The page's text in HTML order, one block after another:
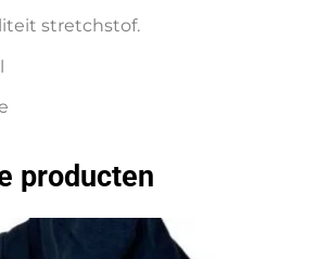
stretchstof.
producten